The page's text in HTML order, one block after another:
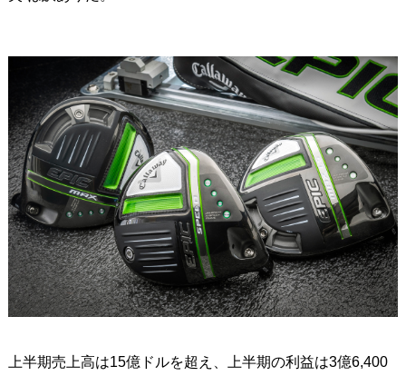
上半期売上高は15億ドルを超え、上半期の利益は3億6,400